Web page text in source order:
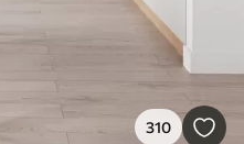
310